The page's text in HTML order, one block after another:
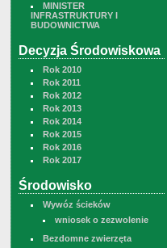
MINISTER
INFRASTRUKTURY I
BUDOWNICTWA
Decyzja Środowiskowa
Rok 2010
Rok 2011
Rok 2012
Rok 2013
Rok 2014
Rok 2015
Rok 2016
Rok 2017
Środowisko
Wywóz ścieków
wniosek o zezwolenie
Bezdomne zwierzęta